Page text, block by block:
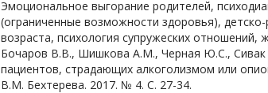
Эмоциональное выгорание родителей,
(ограниченные возможности здоровья),
возраста, психология супружеских отношений,
Бочаров В.В., Шишкова А.М., Черная Ю.С., Сивак
пациентов, страдающих алкоголизмом или
В.М. Бехтерева. 2017. № 4. С. 27-34.